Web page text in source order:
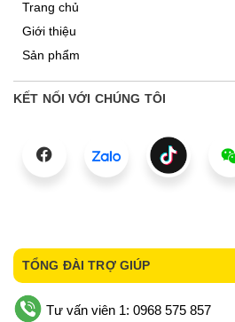
Trang chủ
Giới thiệu
Sản phẩm
KẾT NỐI VỚI CHÚNG TÔI
TỔNG ĐÀI TRỢ GIÚP
Tư vấn viên 1: 0968 575 857